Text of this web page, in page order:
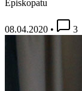
Episkopatu
08.04.2020 • 3